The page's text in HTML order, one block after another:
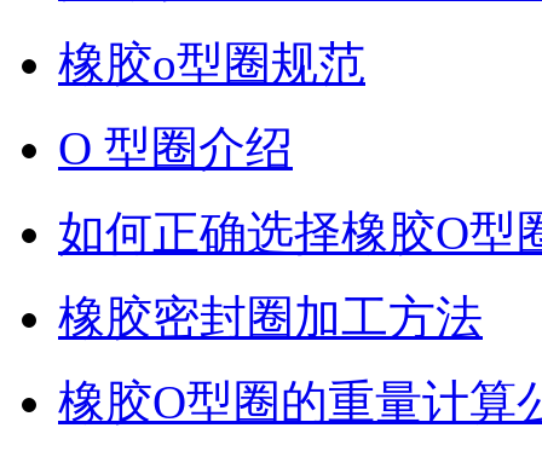
橡胶o型圈规范
O 型圈介绍
如何正确选择橡胶O
橡胶密封圈加工方法
橡胶O型圈的重量计算